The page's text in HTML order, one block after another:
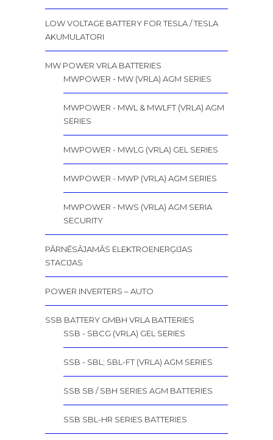
LOW VOLTAGE BATTERY FOR TESLA / TESLA
AKUMULATORI
MW POWER VRLA BATTERIES
MWPOWER - MW (VRLA) AGM SERIES
MWPOWER - MWL & MWLFT (VRLA) AGM
SERIES
MWPOWER - MWLG (VRLA) GEL SERIES
MWPOWER - MWP (VRLA) AGM SERIES
MWPOWER - MWS (VRLA) AGM SERIA
SECURITY
PĀRNĒSĀJAMĀS ELEKTROENERĢIJAS
STACIJAS
POWER INVERTERS – AUTO
SSB BATTERY GMBH VRLA BATTERIES
SSB - SBCG (VRLA) GEL SERIES
SSB - SBL; SBL-FT (VRLA) AGM SERIES
SSB SB / SBH SERIES AGM BATTERIES
SSB SBL-HR SERIES BATTERIES